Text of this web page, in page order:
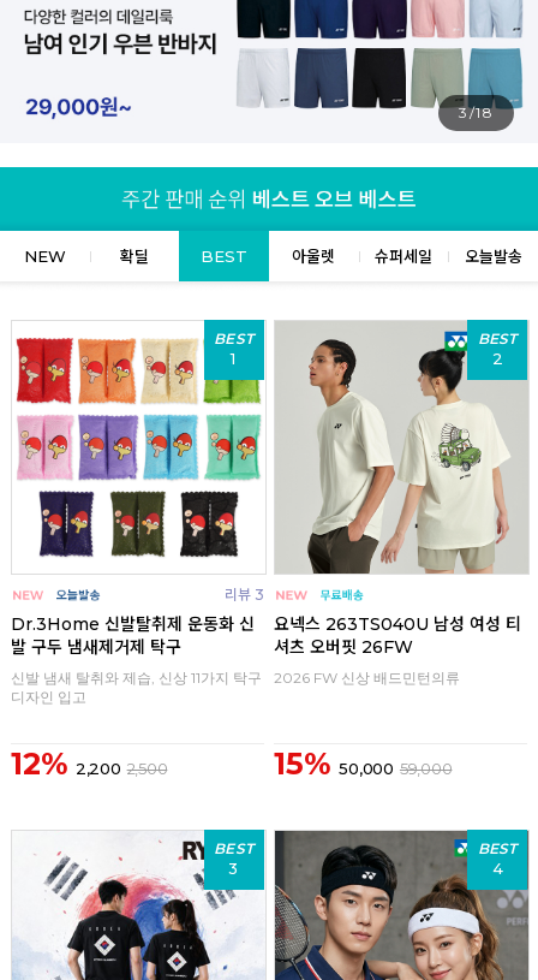
4/18
NEW 확딜 BEST 아울렛 슈퍼세일 오늘발송
BEST
1
리뷰 3
Dr.3Home 신발탈취제 운동화 신
발 구두 냄새제거제 탁구
신발 냄새 탈취와 제습, 신상 11가지 탁구
디자인 입고
12% 2,200 2,500
BEST
2
요넥스 263TS040U 남성 여성 티
셔츠 오버핏 26FW
2026 FW 신상 배드민턴의류
15% 50,000 59,000
BEST
3
BEST
4